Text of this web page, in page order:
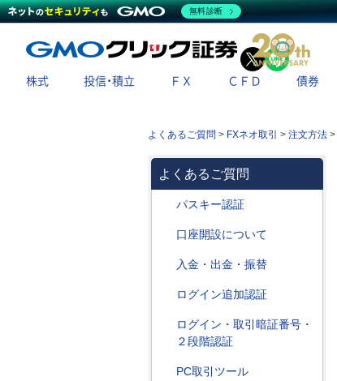
X
株式 投信・積立 ＦＸ ＣＦＤ 債券
よくあるご質問 > FXネオ取引 > 注文方法 >
よくあるご質問
パスキー認証
口座開設について
入金・出金・振替
ログイン追加認証
ログイン・取引暗証番号・
２段階認証
PC取引ツール
無料診断